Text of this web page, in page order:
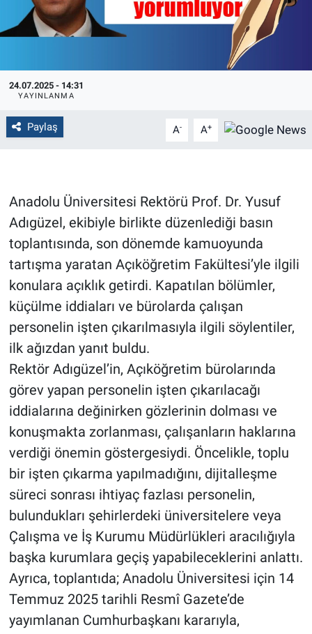
24.07.2025 - 14:31
YAYINLANMA
Paylaş A- A+
Anadolu Üniversitesi Rektörü Prof. Dr. Yusuf
Adıgüzel, ekibiyle birlikte düzenlediği basın
toplantısında, son dönemde kamuoyunda
tartışma yaratan Açıköğretim Fakültesi’yle ilgili
konulara açıklık getirdi. Kapatılan bölümler,
küçülme iddiaları ve bürolarda çalışan
personelin işten çıkarılmasıyla ilgili söylentiler,
ilk ağızdan yanıt buldu.
Rektör Adıgüzel’in, Açıköğretim bürolarında
görev yapan personelin işten çıkarılacağı
iddialarına değinirken gözlerinin dolması ve
konuşmakta zorlanması, çalışanların haklarına
verdiği önemin göstergesiydi. Öncelikle, toplu
bir işten çıkarma yapılmadığını, dijitalleşme
süreci sonrası ihtiyaç fazlası personelin,
bulundukları şehirlerdeki üniversitelere veya
Çalışma ve İş Kurumu Müdürlükleri aracılığıyla
başka kurumlara geçiş yapabileceklerini anlattı.
Ayrıca, toplantıda; Anadolu Üniversitesi için 14
Temmuz 2025 tarihli Resmî Gazete’de
yayımlanan Cumhurbaşkanı kararıyla,
Kütahya
Genel
Çevre
Magazin
Bilim ve Teknoloji